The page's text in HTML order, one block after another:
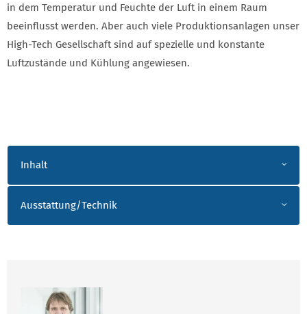
in dem Temperatur und Feuchte der Luft in einem Raum
beeinflusst werden. Aber auch viele Produktionsanlagen unser
High-Tech Gesellschaft sind auf spezielle und konstante
Luftzustände und Kühlung angewiesen.
Inhalt
Ausstattung/Technik